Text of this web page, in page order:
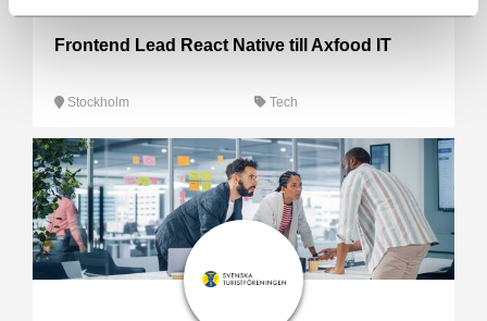
Frontend Lead React Native till Axfood IT
Stockholm Tech